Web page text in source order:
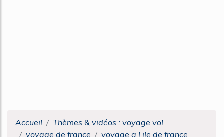
Accueil
Thèmes & vidéos : voyage vol
voyage de france
voyage a l ile de france